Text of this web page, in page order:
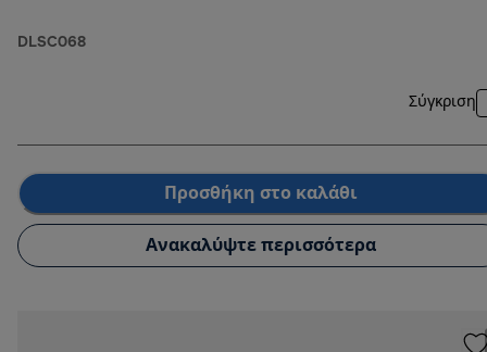
DLSC068
Σύγκριση
Προσθήκη στο καλάθι
Ανακαλύψτε περισσότερα